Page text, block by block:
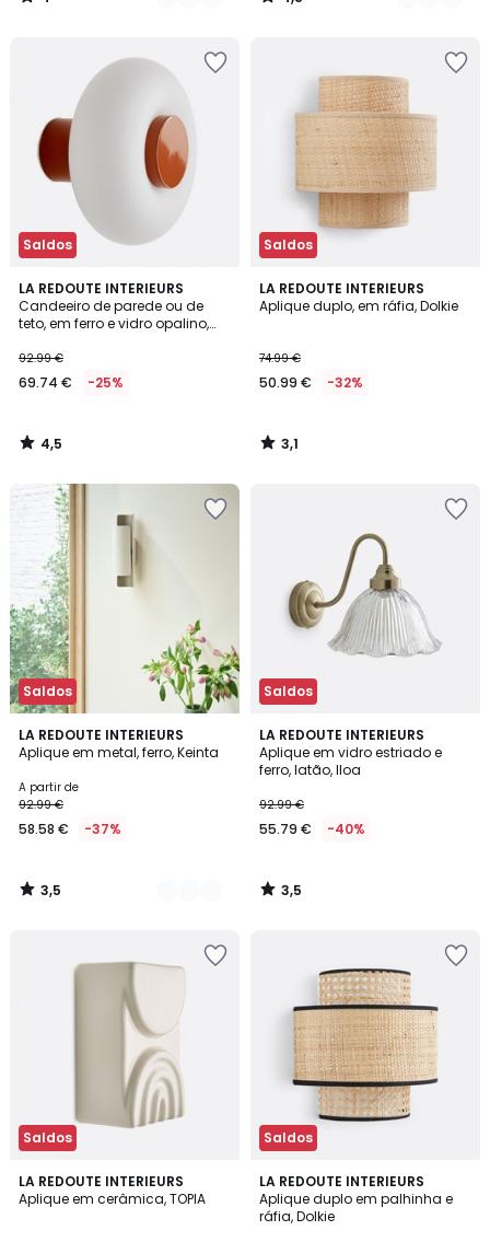
/
/
Saldos
LA REDOUTE INTERIEURS
Candeeiro de parede ou de
teto, em ferro e vidro opalino,
92.99 €
69.74 € -25%
4,5
/ 5
4,5
/
Saldos
LA REDOUTE INTERIEURS
Aplique duplo, em ráfia, Dolkie
74.99 €
50.99 € -32%
3,1
/
3,1
/
Saldos
LA REDOUTE INTERIEURS
Aplique em metal, ferro, Keinta
A partir de
92.99 €
58.58 € -37%
3,5
/ 5
2
Cores
3,5
/
Saldos
LA REDOUTE INTERIEURS
Aplique em vidro estriado e
ferro, latão, Iloa
92.99 €
55.79 € -40%
3,5
/ 5
3,5
/
Saldos
LA REDOUTE INTERIEURS
Aplique em cerâmica, TOPIA
Saldos
LA REDOUTE INTERIEURS
Aplique duplo em palhinha e
ráfia, Dolkie
3,4
/ 5